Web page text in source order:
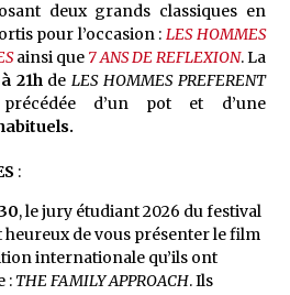
deux grands classiques en
pour l’occasion : LES HOMMES
ainsi que 7 ANS DE REFLEXION. La
21hdeLES HOMMES PREFERENT
d’un pot et d’une
:
, le jury étudiant 2026 du festival
heureux de vous présenter le film
internationale qu’ils ont
: THE FAMILY APPROACH. Ils